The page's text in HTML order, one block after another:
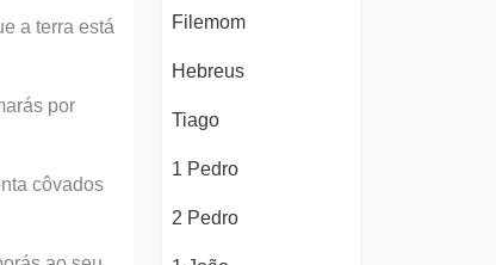
a terra está
por
côvados
Filemom
Hebreus
Tiago
1 Pedro
2 Pedro